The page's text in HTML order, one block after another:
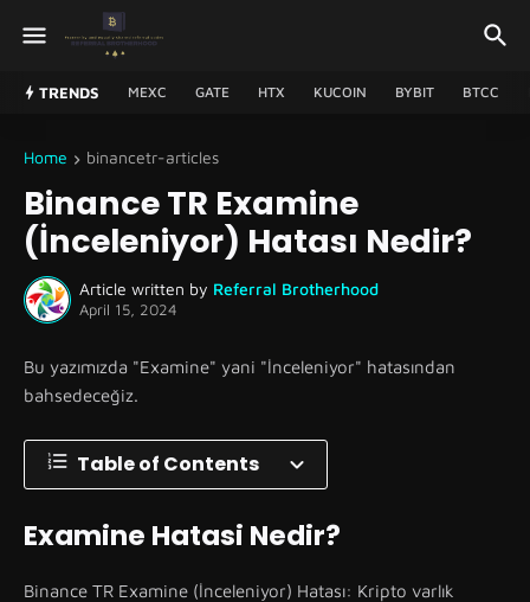
TRENDS MEXC GATE HTX KUCOIN BYBIT BTCC
Home binancetr-articles
Binance TR Examine
(İnceleniyor) Hatası Nedir?
Article written by Referral Brotherhood
April 15, 2024
Bu yazımızda "Examine" yani "İnceleniyor" hatasından
bahsedeceğiz.
Table of Contents
Examine Hatasi Nedir?
Binance TR Examine (İnceleniyor) Hatası: Kripto varlık